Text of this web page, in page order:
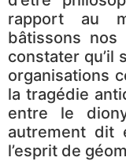
rapport au
bâtissons nos
constater qu’il
organisations
la tragédie
entre le
autrement dit
l’esprit de